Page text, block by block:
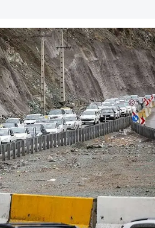
آیت‌الله معلمی از تشییع رهبر
ایران